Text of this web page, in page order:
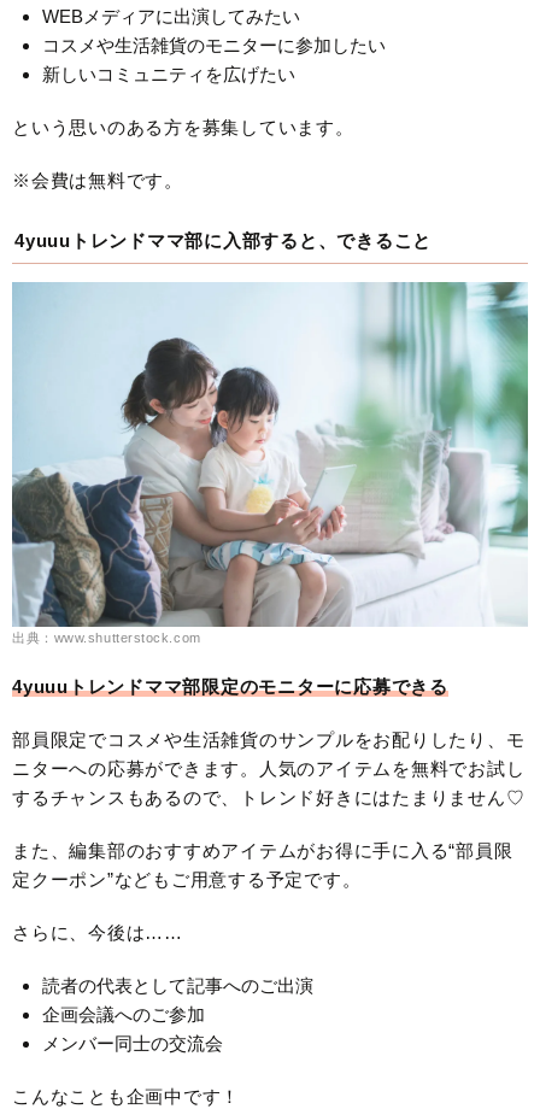
WEBメディアに出演してみたい
コスメや生活雑貨のモニターに参加したい
新しいコミュニティを広げたい
という思いのある方を募集しています。
※会費は無料です。
4yuuuトレンドママ部に入部すると、できること
出典：www.shutterstock.com
4yuuuトレンドママ部限定のモニターに応募できる
部員限定でコスメや生活雑貨のサンプルをお配りしたり、モ
ニターへの応募ができます。人気のアイテムを無料でお試し
するチャンスもあるので、トレンド好きにはたまりません♡
また、編集部のおすすめアイテムがお得に手に入る“部員限
定クーポン”などもご用意する予定です。
さらに、今後は……
読者の代表として記事へのご出演
企画会議へのご参加
メンバー同士の交流会
こんなことも企画中です！